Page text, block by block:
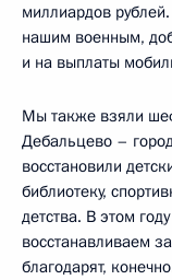
миллиардов
нашим военным,
и на выплаты
Мы также взяли
Дебальцево –
восстановили
библиотеку,
детства. В этом
восстанавливаем
благодарят,